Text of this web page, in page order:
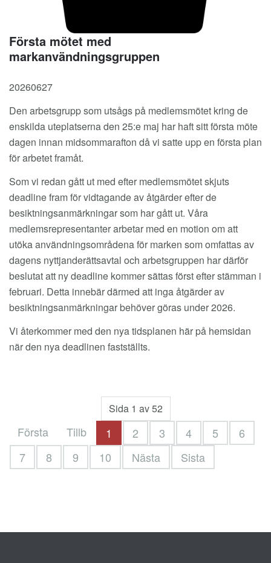
Första mötet med
markanvändningsgruppen
20260627
Den arbetsgrupp som utsågs på medlemsmötet kring de
enskilda uteplatserna den 25:e maj har haft sitt första möte
dagen innan midsommarafton då vi satte upp en första plan
för arbetet framåt.
Som vi redan gått ut med efter medlemsmötet skjuts
deadline fram för vidtagande av åtgärder efter de
besiktningsanmärkningar som har gått ut. Våra
medlemsrepresentanter arbetar med en motion om att
utöka användningsområdena för marken som omfattas av
dagens nyttjanderättsavtal och arbetsgruppen har därför
beslutat att ny deadline kommer sättas först efter stämman i
februari. Detta innebär därmed att inga åtgärder av
besiktningsanmärkningar behöver göras under 2026.
Vi återkommer med den nya tidsplanen här på hemsidan
när den nya deadlinen fastställts.
Sida 1 av 52
Första Tillb 1 2 3 4 5
6
7
8 9 10 Nästa Sista